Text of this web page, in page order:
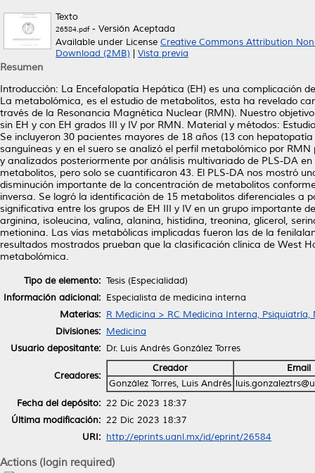
Texto
26584.pdf- Versión Aceptada
Available under License Creative Commons Attribution
Download (2MB)
Vista previa
Resumen
Introducción: La Encefalopatía Hepática (EH) es una complicación
La metabolómica, es el estudio de metabolitos, esta ha revelado
través de la Resonancia Magnética Nuclear (RMN). Nuestro
sin EH y con EH grados III y IV por RMN. Material y métodos:
Se incluyeron 30 pacientes mayores de 18 años (13 con
sanguíneas y en el suero se analizó el perfil metabolómico por
y analizados posteriormente por análisis multivariado de PLS-DA
metabolitos, pero solo se cuantificaron 43. El PLS-DA nos mostró
disminución importante de la concentración de metabolitos
inversa. Se logró la identificación de 15 metabolitos diferenciales
significativa entre los grupos de EH III y IV en un grupo importante
arginina, isoleucina, valina, alanina, histidina, treonina, glicerol,
metionina. Las vías metabólicas implicadas fueron las de la
resultados mostrados prueban que la clasificación clínica de West
metabolómica.
Tipo de elemento: Tesis (Especialidad)
Información adicional: Especialista de medicina interna
Materias: R Medicina > RC Medicina Interna, Psiquiatría,
Divisiones: Medicina
Usuario depositante: Dr. Luis Andrés González Torres
Creadores:
Creador
Email
González Torres, Luis Andrés
Fecha del depósito: 22 Dic 2023 18:37
Última modificación: 22 Dic 2023 18:37
URI: http://eprints.uanl.mx/id/eprint/26584
Actions (login required)